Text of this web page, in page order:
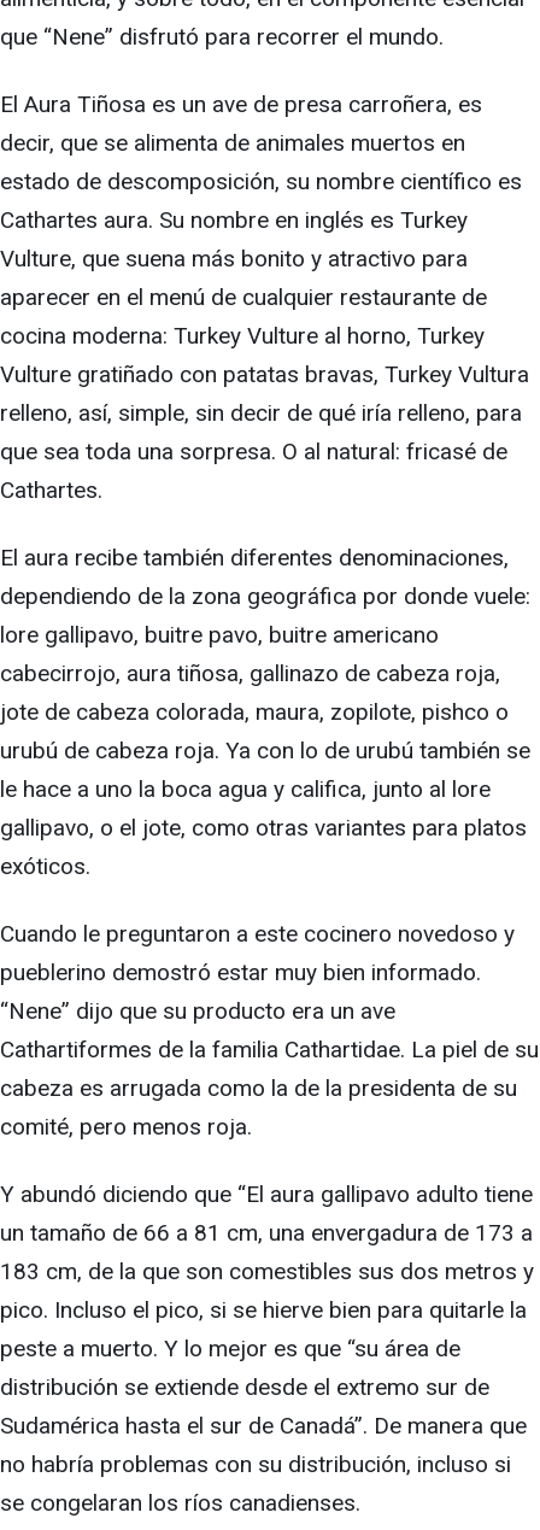
que “Nene” disfrutó para recorrer el mundo.
El Aura Tiñosa es un ave de presa carroñera, es
decir, que se alimenta de animales muertos en
estado de descomposición, su nombre científico es
Cathartes aura. Su nombre en inglés es Turkey
Vulture, que suena más bonito y atractivo para
aparecer en el menú de cualquier restaurante de
cocina moderna: Turkey Vulture al horno, Turkey
Vulture gratiñado con patatas bravas, Turkey Vultura
relleno, así, simple, sin decir de qué iría relleno, para
que sea toda una sorpresa. O al natural: fricasé de
Cathartes.
El aura recibe también diferentes denominaciones,
dependiendo de la zona geográfica por donde vuele:
lore gallipavo, buitre pavo, buitre americano
cabecirrojo, aura tiñosa, gallinazo de cabeza roja,
jote de cabeza colorada, maura, zopilote, pishco o
urubú de cabeza roja. Ya con lo de urubú también se
le hace a uno la boca agua y califica, junto al lore
gallipavo, o el jote, como otras variantes para platos
exóticos.
Cuando le preguntaron a este cocinero novedoso y
pueblerino demostró estar muy bien informado.
“Nene” dijo que su producto era un ave
Cathartiformes de la familia Cathartidae. La piel de su
cabeza es arrugada como la de la presidenta de su
comité, pero menos roja.
Y abundó diciendo que “El aura gallipavo adulto tiene
un tamaño de 66 a 81 cm, una envergadura de 173 a
183 cm, de la que son comestibles sus dos metros y
pico. Incluso el pico, si se hierve bien para quitarle la
peste a muerto. Y lo mejor es que “su área de
distribución se extiende desde el extremo sur de
Sudamérica hasta el sur de Canadá”. De manera que
no habría problemas con su distribución, incluso si
se congelaran los ríos canadienses.